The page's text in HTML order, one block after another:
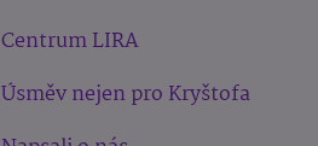
Centrum LIRA
Úsměv nejen pro Kryštofa